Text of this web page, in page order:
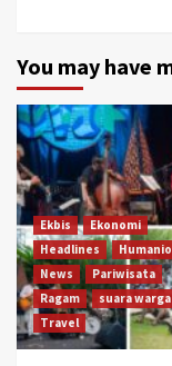
You may have
Ekbis
Ekonomi
Headlines
News
Pariwisata
Ragam
suara warga
Travel